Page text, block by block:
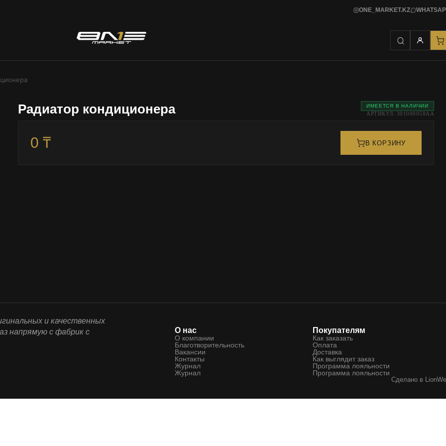
ONE_MARKET.KZ
Радиатор кондиционера ИМЕЕТСЯ В НАЛИЧИИ
АРТИКУЛ: 301000058AA
0 ₸ В КОРЗИНУ
и качественных
напрямую с фабрик с
О нас
О компании
Благотворительность
Вакансии
Контакты
Журнал
Журнал
Покупателям
Как заказать
Оплата
Доставка
Как выглядит заказ
Программа лояльности
Программа лояльности
Сделано в